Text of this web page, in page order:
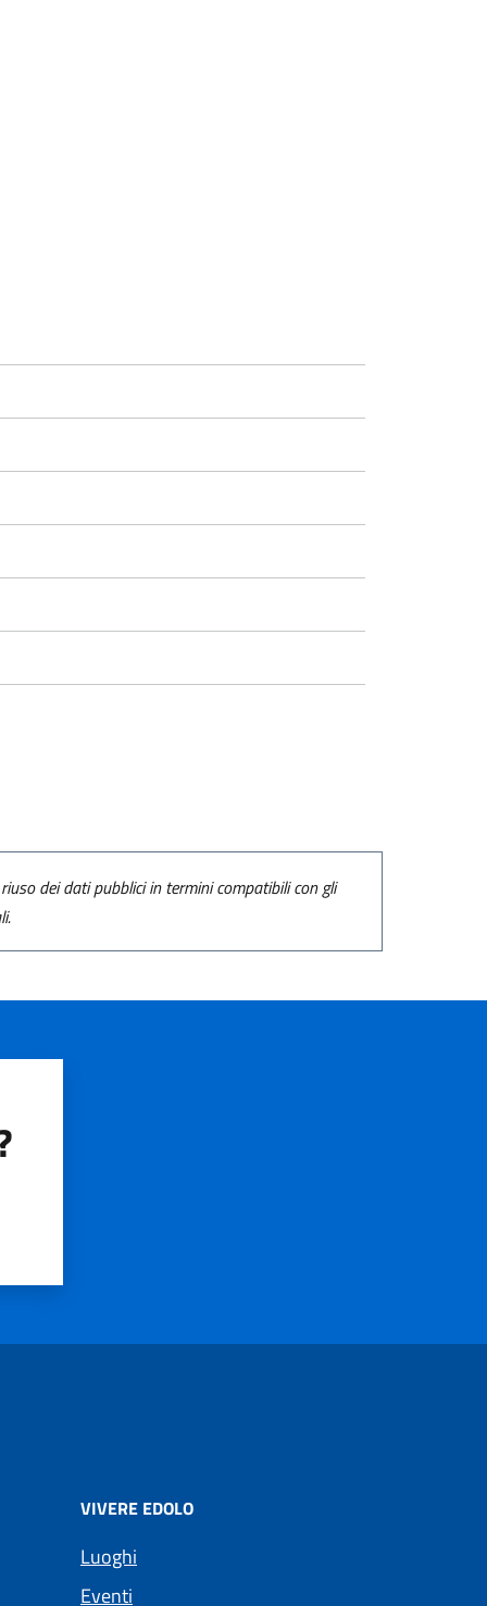
dei dati pubblici in termini compatibili con gli
VIVERE EDOLO
Luoghi
Eventi